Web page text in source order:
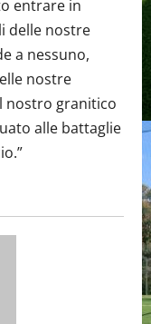
entrare in
delle nostre
a nessuno,
nostre
nostro granitico
alle battaglie